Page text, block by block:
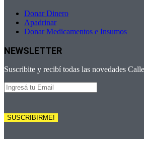
Donar Dinero
Apadrinar
Donar Medicamentos e Insumos
NEWSLETTER
Suscribite y recibí todas las novedades
SUSCRIBIRME!